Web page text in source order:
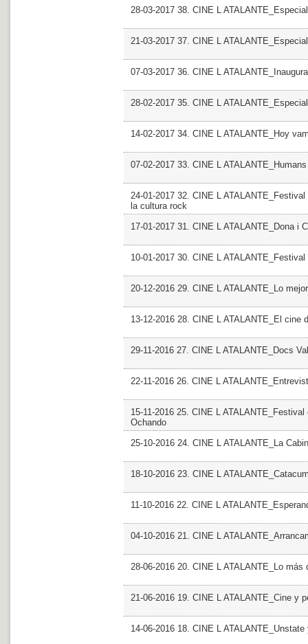
28-03-2017 38. CINE L
21-03-2017 37. CINE L
07-03-2017 36. CINE L
28-02-2017 35. CINE L
14-02-2017 34. CINE L ATALANTE_Hoy
07-02-2017 33. CINE L
24-01-2017 32. CINE L
la cultura rock
17-01-2017 31. CINE L ATALANTE_Dona i
10-01-2017 30. CINE L
20-12-2016 29. CINE L ATALANTE_Lo
13-12-2016 28. CINE L ATALANTE_El cine
29-11-2016 27. CINE L ATALANTE_Docs
22-11-2016 26. CINE L
15-11-2016 25. CINE L
Ochando
25-10-2016 24. CINE L ATALANTE_La
18-10-2016 23. CINE L
11-10-2016 22. CINE L
04-10-2016 21. CINE L
28-06-2016 20. CINE L ATALANTE_Lo más
21-06-2016 19. CINE L ATALANTE_Cine y
14-06-2016 18. CINE L